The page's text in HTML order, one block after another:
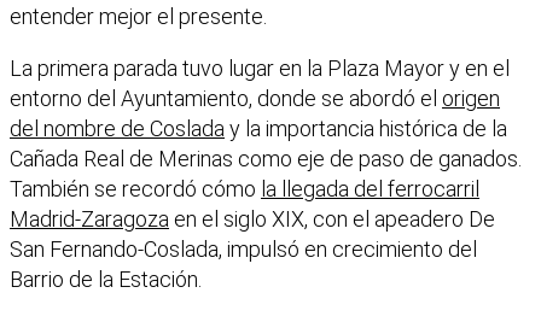
entender mejor el presente.
La primera parada tuvo lugar en la Plaza Mayor y en el
entorno del Ayuntamiento, donde se abordó el origen
del nombre de Coslada y la importancia histórica de la
Cañada Real de Merinas como eje de paso de ganados.
También se recordó cómo la llegada del ferrocarril
Madrid-Zaragoza en el siglo XIX, con el apeadero De
San Fernando-Coslada, impulsó en crecimiento del
Barrio de la Estación.